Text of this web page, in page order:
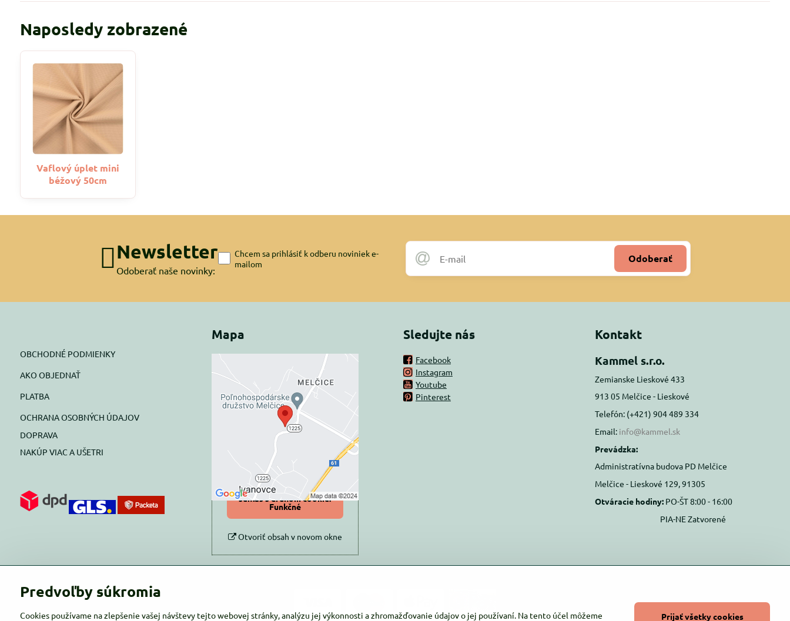
Naposledy zobrazené
Vaflový úplet mini
béžový 50cm
Newsletter
Odoberať naše novinky:
Odoberať
Chcem sa prihlásiť k odberu noviniek e-
mailom
OBCHODNÉ PODMIENKY
AKO OBJEDNAŤ
PLATBA
OCHRANA OSOBNÝCH ÚDAJOV
DOPRAVA
NAKÚP VIAC A UŠETRI
Mapa
Externý obsah je
blokovaný Voľbami
súkromia
Prajete si načítať externý obsah?
Povoliť tentokrát
Povoliť a zapamätať -
súhlas s druhom cookie:
Funkčné
Otvoriť obsah v novom okne
Sledujte nás
Facebook
Instagram
Youtube
Pinterest
Kontakt
Kammel s.r.o.
Zemianske Lieskové 433
913 05 Melčice - Lieskové
Telefón: (+421) 904 489 334
Email: info@kammel.sk
Prevádzka:
Administratívna budova PD Melčice
Melčice - Lieskové 129, 91305
Otváracie hodiny: PO-ŠT 8:00 - 16:00
PIA-NE Zatvorené
Predvoľby súkromia
Cookies používame na zlepšenie vašej návštevy tejto webovej stránky, analýzu jej výkonnosti a zhromažďovanie údajov o jej používaní. Na tento účel môžeme
Prijať všetky cookies